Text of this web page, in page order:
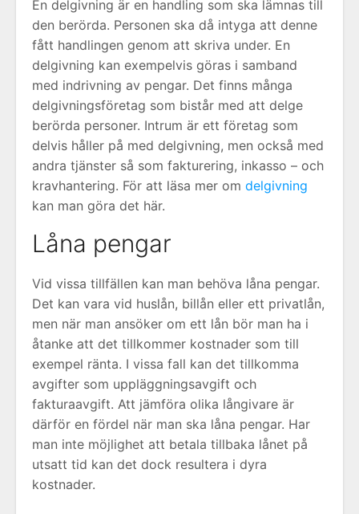
En delgivning är en handling som ska lämnas till
den berörda. Personen ska då intyga att denne
fått handlingen genom att skriva under. En
delgivning kan exempelvis göras i samband
med indrivning av pengar. Det finns många
delgivningsföretag som bistår med att delge
berörda personer. Intrum är ett företag som
delvis håller på med delgivning, men också med
andra tjänster så som fakturering, inkasso – och
kravhantering. För att läsa mer om delgivning
kan man göra det här.
Låna pengar
Vid vissa tillfällen kan man behöva låna pengar.
Det kan vara vid huslån, billån eller ett privatlån,
men när man ansöker om ett lån bör man ha i
åtanke att det tillkommer kostnader som till
exempel ränta. I vissa fall kan det tillkomma
avgifter som uppläggningsavgift och
fakturaavgift. Att jämföra olika långivare är
därför en fördel när man ska låna pengar. Har
man inte möjlighet att betala tillbaka lånet på
utsatt tid kan det dock resultera i dyra
kostnader.